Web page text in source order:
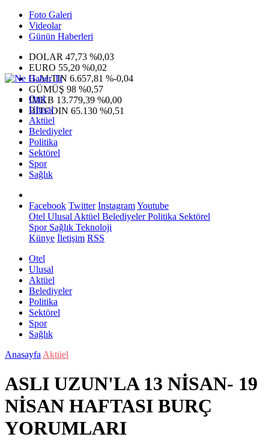
Foto Galeri
Videolar
Günün Haberleri
DOLAR 47,73 %0,03
EURO 55,20 %0,02
G.ALTIN 6.657,81 %-0,04
GÜMÜŞ 98 %0,57
IMKB 13.779,39 %0,00
BITCOIN 65.130 %0,51
Otel
Ulusal
Aktüel
Belediyeler
Politika
Sektörel
Spor
Sağlık
Facebook Twitter InstagramYoutube
Otel Ulusal Aktüel BelediyelerPolitika Sektörel
SporSağlık Teknoloji
Künye İletişim RSS
Otel
Ulusal
Aktüel
Belediyeler
Politika
Sektörel
Spor
Sağlık
Anasayfa Aktüel
ASLI UZUN'LA 13 NİSAN- 19
NİSAN HAFTASI BURÇ
YORUMLARI